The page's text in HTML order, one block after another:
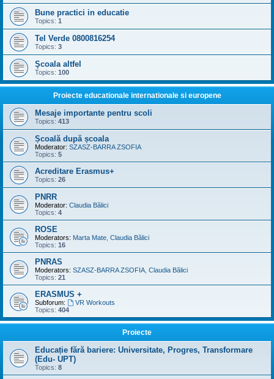
Bune practici in educatie
Topics: 1
Tel Verde 0800816254
Topics: 3
Şcoala altfel
Topics: 100
Proiecte educationale internationale si europene
Mesaje importante pentru scoli
Topics: 413
Școală după școala
Moderator: SZASZ-BARRA ZSOFIA
Topics: 5
Acreditare Erasmus+
Topics: 26
PNRR
Moderator: Claudia Bălici
Topics: 4
ROSE
Moderators: Marta Mate Claudia Bălici
Topics: 16
PNRAS
Moderators: SZASZ-BARRA ZSOFIA Claudia Bălici
Topics: 21
ERASMUS +
Subforum:
VR Workouts
Topics: 404
Proiecte
Educație fără bariere: Universitate, Progres, Transformare
(Edu- UPT)
Topics: 8